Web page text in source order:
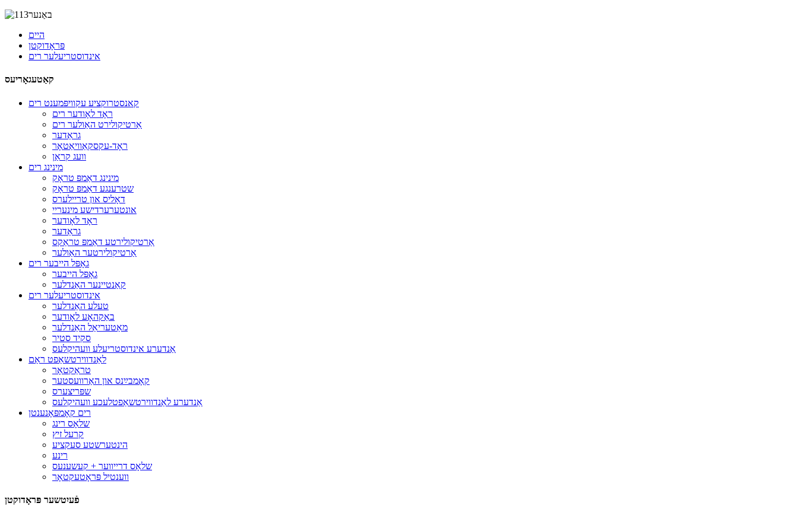
היים
פּראָדוקטן
אינדוסטריעלער רים
קאַטעגאָריעס
קאנסטרוקציע עקוויפּמענט רים
ראָד לאָודער רים
אַרטיקולירט האַולער רים
גראַדער
ראָד-עקסקאַוויאַטאָר
וועג קראַן
מינינג רים
מינינג דאַמפּ טראָק
שטרענגע דאַמפּ טראָק
דאָליס און טריילערס
אונטערערדישע מינעריי
ראָד לאָודער
גראַדער
אַרטיקולירטע דאַמפּ טראַקס
אַרטיקולירטער האַולער
גאָפּל הייבער רים
גאָפּל הייבער
קאַנטיינער האַנדלער
אינדוסטריעלער רים
טעלע האַנדלער
באַקהאָע לאָודער
מאַטעריאַל האַנדלער
סקיד סטיר
אַנדערע אינדוסטריעלע וועהיקלעס
לאַנדווירטשאַפט ראַם
טראַקטאָר
קאָמבײַנס און האַרוועסטער
שפּריצערס
אַנדערע לאַנדווירטשאַפטלעכע וועהיקלעס
רים קאָמפּאָנענטן
שלאָס רינג
קרעל זיץ
הינטערשטע סעקציע
רינע
שלאָס דרייווער + קעשענעס
ווענטיל פּראָטעקטאָר
פֿעיִטשער פּראָדוקטן